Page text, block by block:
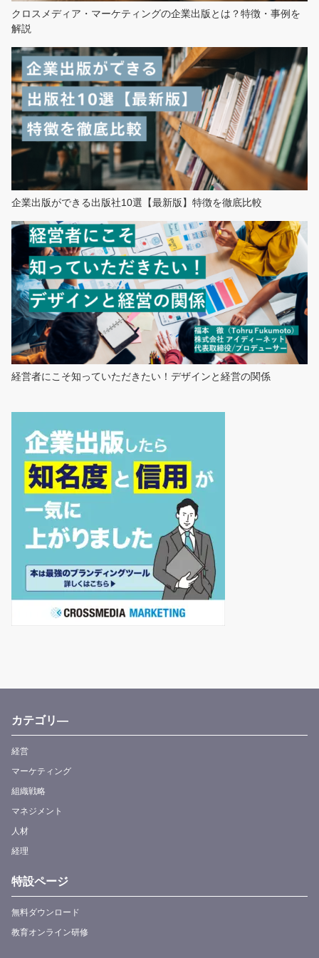
クロスメディア・マーケティングの企業出版とは？特徴・事例を
解説
企業出版ができる出版社10選【最新版】特徴を徹底比較
経営者にこそ知っていただきたい！デザインと経営の関係
カテゴリ―
経営
マーケティング
組織戦略
マネジメント
人材
経理
特設ページ
無料ダウンロード
教育オンライン研修